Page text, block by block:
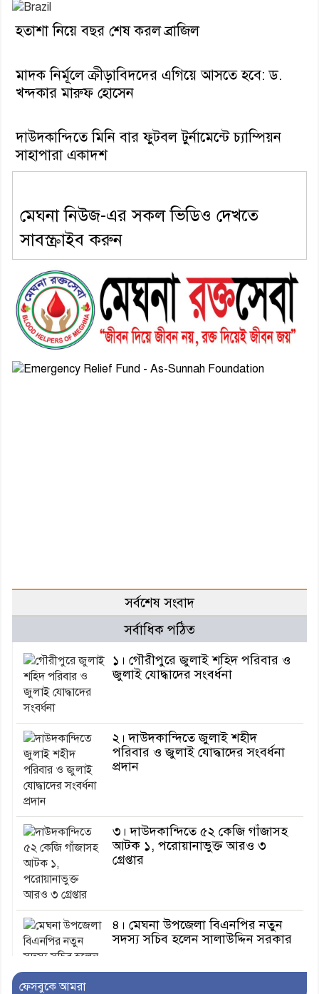
হতাশা নিয়ে বছর শেষ করল ব্রাজিল
মাদক নির্মূলে ক্রীড়াবিদদের এগিয়ে আসতে হবে: ড.
খন্দকার মারুফ হোসেন
দাউদকান্দিতে মিনি বার ফুটবল টুর্নামেন্টে চ্যাম্পিয়ন
সাহাপারা একাদশ
মেঘনা নিউজ-এর সকল ভিডিও দেখতে
সাবস্ক্রাইব করুন
সর্বশেষ সংবাদ
সর্বাধিক পঠিত
১। গৌরীপুরে জুলাই শহিদ পরিবার ও
জুলাই যোদ্ধাদের সংবর্ধনা
২। দাউদকান্দিতে জুলাই শহীদ
পরিবার ও জুলাই যোদ্ধাদের সংবর্ধনা
প্রদান
৩। দাউদকান্দিতে ৫২ কেজি গাঁজাসহ
আটক ১, পরোয়ানাভুক্ত আরও ৩
গ্রেপ্তার
৪। মেঘনা উপজেলা বিএনপির নতুন
সদস্য সচিব হলেন সালাউদ্দিন সরকার
ফেসবুকে আমরা